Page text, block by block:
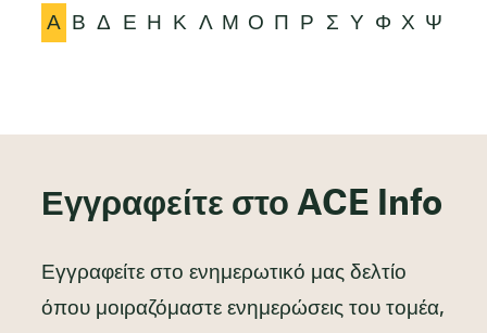
Α Β Δ Ε Η Κ Λ Μ Ο Π Ρ Σ Υ Φ Χ Ψ
Εγγραφείτε στο ACE Info
Εγγραφείτε στο ενημερωτικό μας δελτίο
όπου μοιραζόμαστε ενημερώσεις του τομέα,